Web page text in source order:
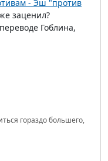
- Эш "против
заценил?
Гоблина,
гораздо большего,